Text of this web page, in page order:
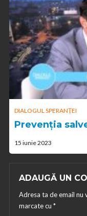
DIALOGUL SPERANȚEI
Prevenția
15 iunie 2023
ADAUGĂ UN
Adresa ta de email nu
marcate cu *